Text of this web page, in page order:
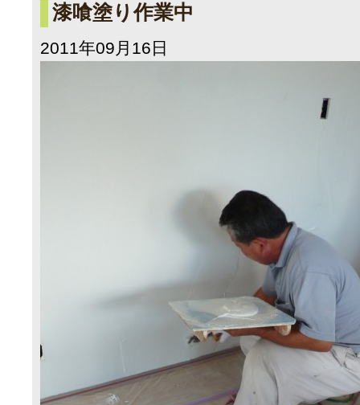
漆喰塗り作業中
2011年09月16日